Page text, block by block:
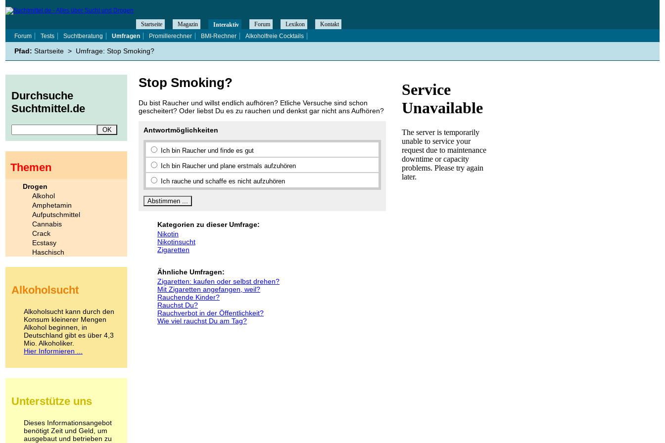
Stop Smoking?
Du bist Raucher und willst endlich aufhören? Etliche Versuche sind schon
gescheitert? Oder liebst Du es zu rauchen und denkst gar nicht ans Aufhören?
Antwortmöglichkeiten
Ich bin Raucher und finde es gut
Ich bin Raucher und plane erstmals aufzuhören
Ich rauche und schaffe es nicht aufzuhören
Kategorien zu dieser Umfrage:
Nikotin
Nikotinsucht
Zigaretten
Ähnliche Umfragen:
Zigaretten: kaufen oder selbst drehen?
Mit Zigaretten angefangen, weil?
Rauchende Kinder?
Rauchst Du?
Rauchverbot in der Öffentlichkeit?
Wie viel rauchst Du am Tag?
Startseite Magazin Interaktiv Forum Lexikon
Kontakt
Forum
Tests Suchtberatung Umfragen Promillerechner BMI-Rechner Alkoholfreie Cocktails
Pfad: Startseite > Umfrage: Stop Smoking?
Durchsuche
Suchtmittel.de
Themen
Drogen
Alkohol
Amphetamin
Aufputschmittel
Cannabis
Crack
Ecstasy
Haschisch
Kokain
LSD
Marihuana
Medikamente
Meskalin
Metamphetamin
Methadon
Pilze
Psychopharmaka
Schlafmittel
Schmerzmittel
Alkoholsucht
Alkoholsucht kann durch den
Konsum kleinerer Mengen
Alkohol beginnen, in
Deutschland gibt es über 4,3
Mio. Alkoholiker.
Hier Informieren ...
Unterstütze uns
Dieses Informationsangebot
benötigt Zeit und Geld, um
ausgebaut und betrieben zu